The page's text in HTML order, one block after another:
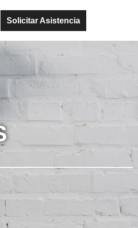
Solicitar Asistencia